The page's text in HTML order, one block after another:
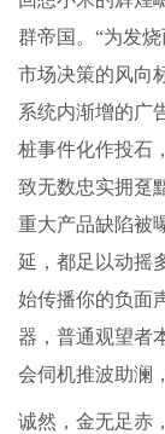
群帝国。“为发
市场决策的风向
系统内渐增的广
桩事件化作投石
致无数忠实拥趸
重大产品缺陷被
延，都足以动摇
始传播你的负面
器，普通观望者
会伺机推波助澜
诚然，金无足赤